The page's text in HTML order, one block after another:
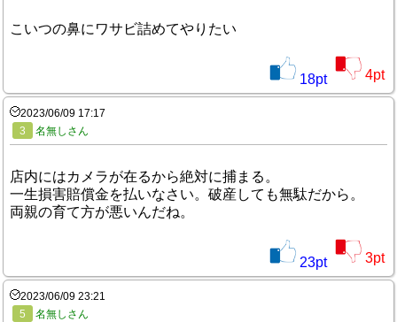
こいつの鼻にワサビ詰めてやりたい
18pt 4pt
2023/06/09 17:17
3
名無しさん
店内にはカメラが在るから絶対に捕まる。
一生損害賠償金を払いなさい。破産しても無駄だから。
両親の育て方が悪いんだね。
23pt 3pt
2023/06/09 23:21
5
名無しさん